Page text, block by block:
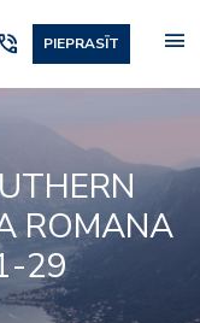
PIEPRASĪT menu
ROMANA
29